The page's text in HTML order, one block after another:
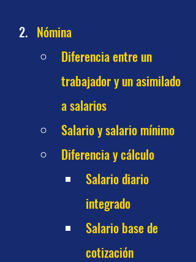
Nómina
Diferencia entre un
trabajador y un asimilado
a salarios
Salario y salario mínimo
Diferencia y cálculo
Salario diario
integrado
Salario base de
cotización